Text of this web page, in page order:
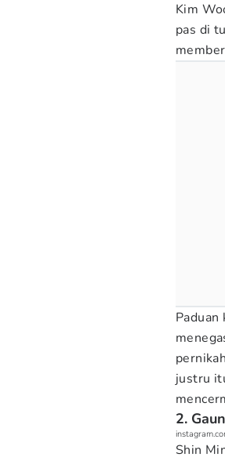
Kim
pas di
justru
2.
Shin